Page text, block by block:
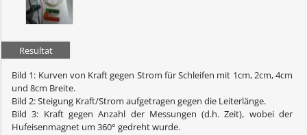
Resultat
Bild 1: Kurven von Kraft gegen Strom für Schleifen mit 1cm, 2cm, 4cm
und 8cm Breite.
Bild 2: Steigung Kraft/Strom aufgetragen gegen die Leiterlänge.
Bild 3: Kraft gegen Anzahl der Messungen (d.h. Zeit), wobei der
Hufeisenmagnet um 360° gedreht wurde.